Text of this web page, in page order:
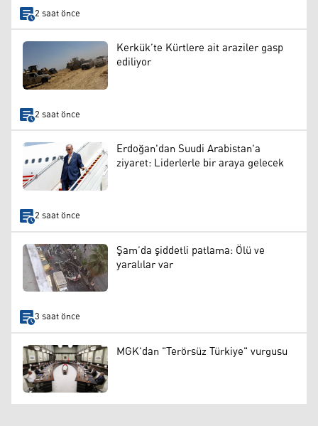
2 saat önce
Kerkük’te Kürtlere ait araziler gasp
ediliyor
2 saat önce
Erdoğan'dan Suudi Arabistan'a
ziyaret: Liderlerle bir araya gelecek
2 saat önce
Şam’da şiddetli patlama: Ölü ve
yaralılar var
3 saat önce
MGK'dan "Terörsüz Türkiye" vurgusu